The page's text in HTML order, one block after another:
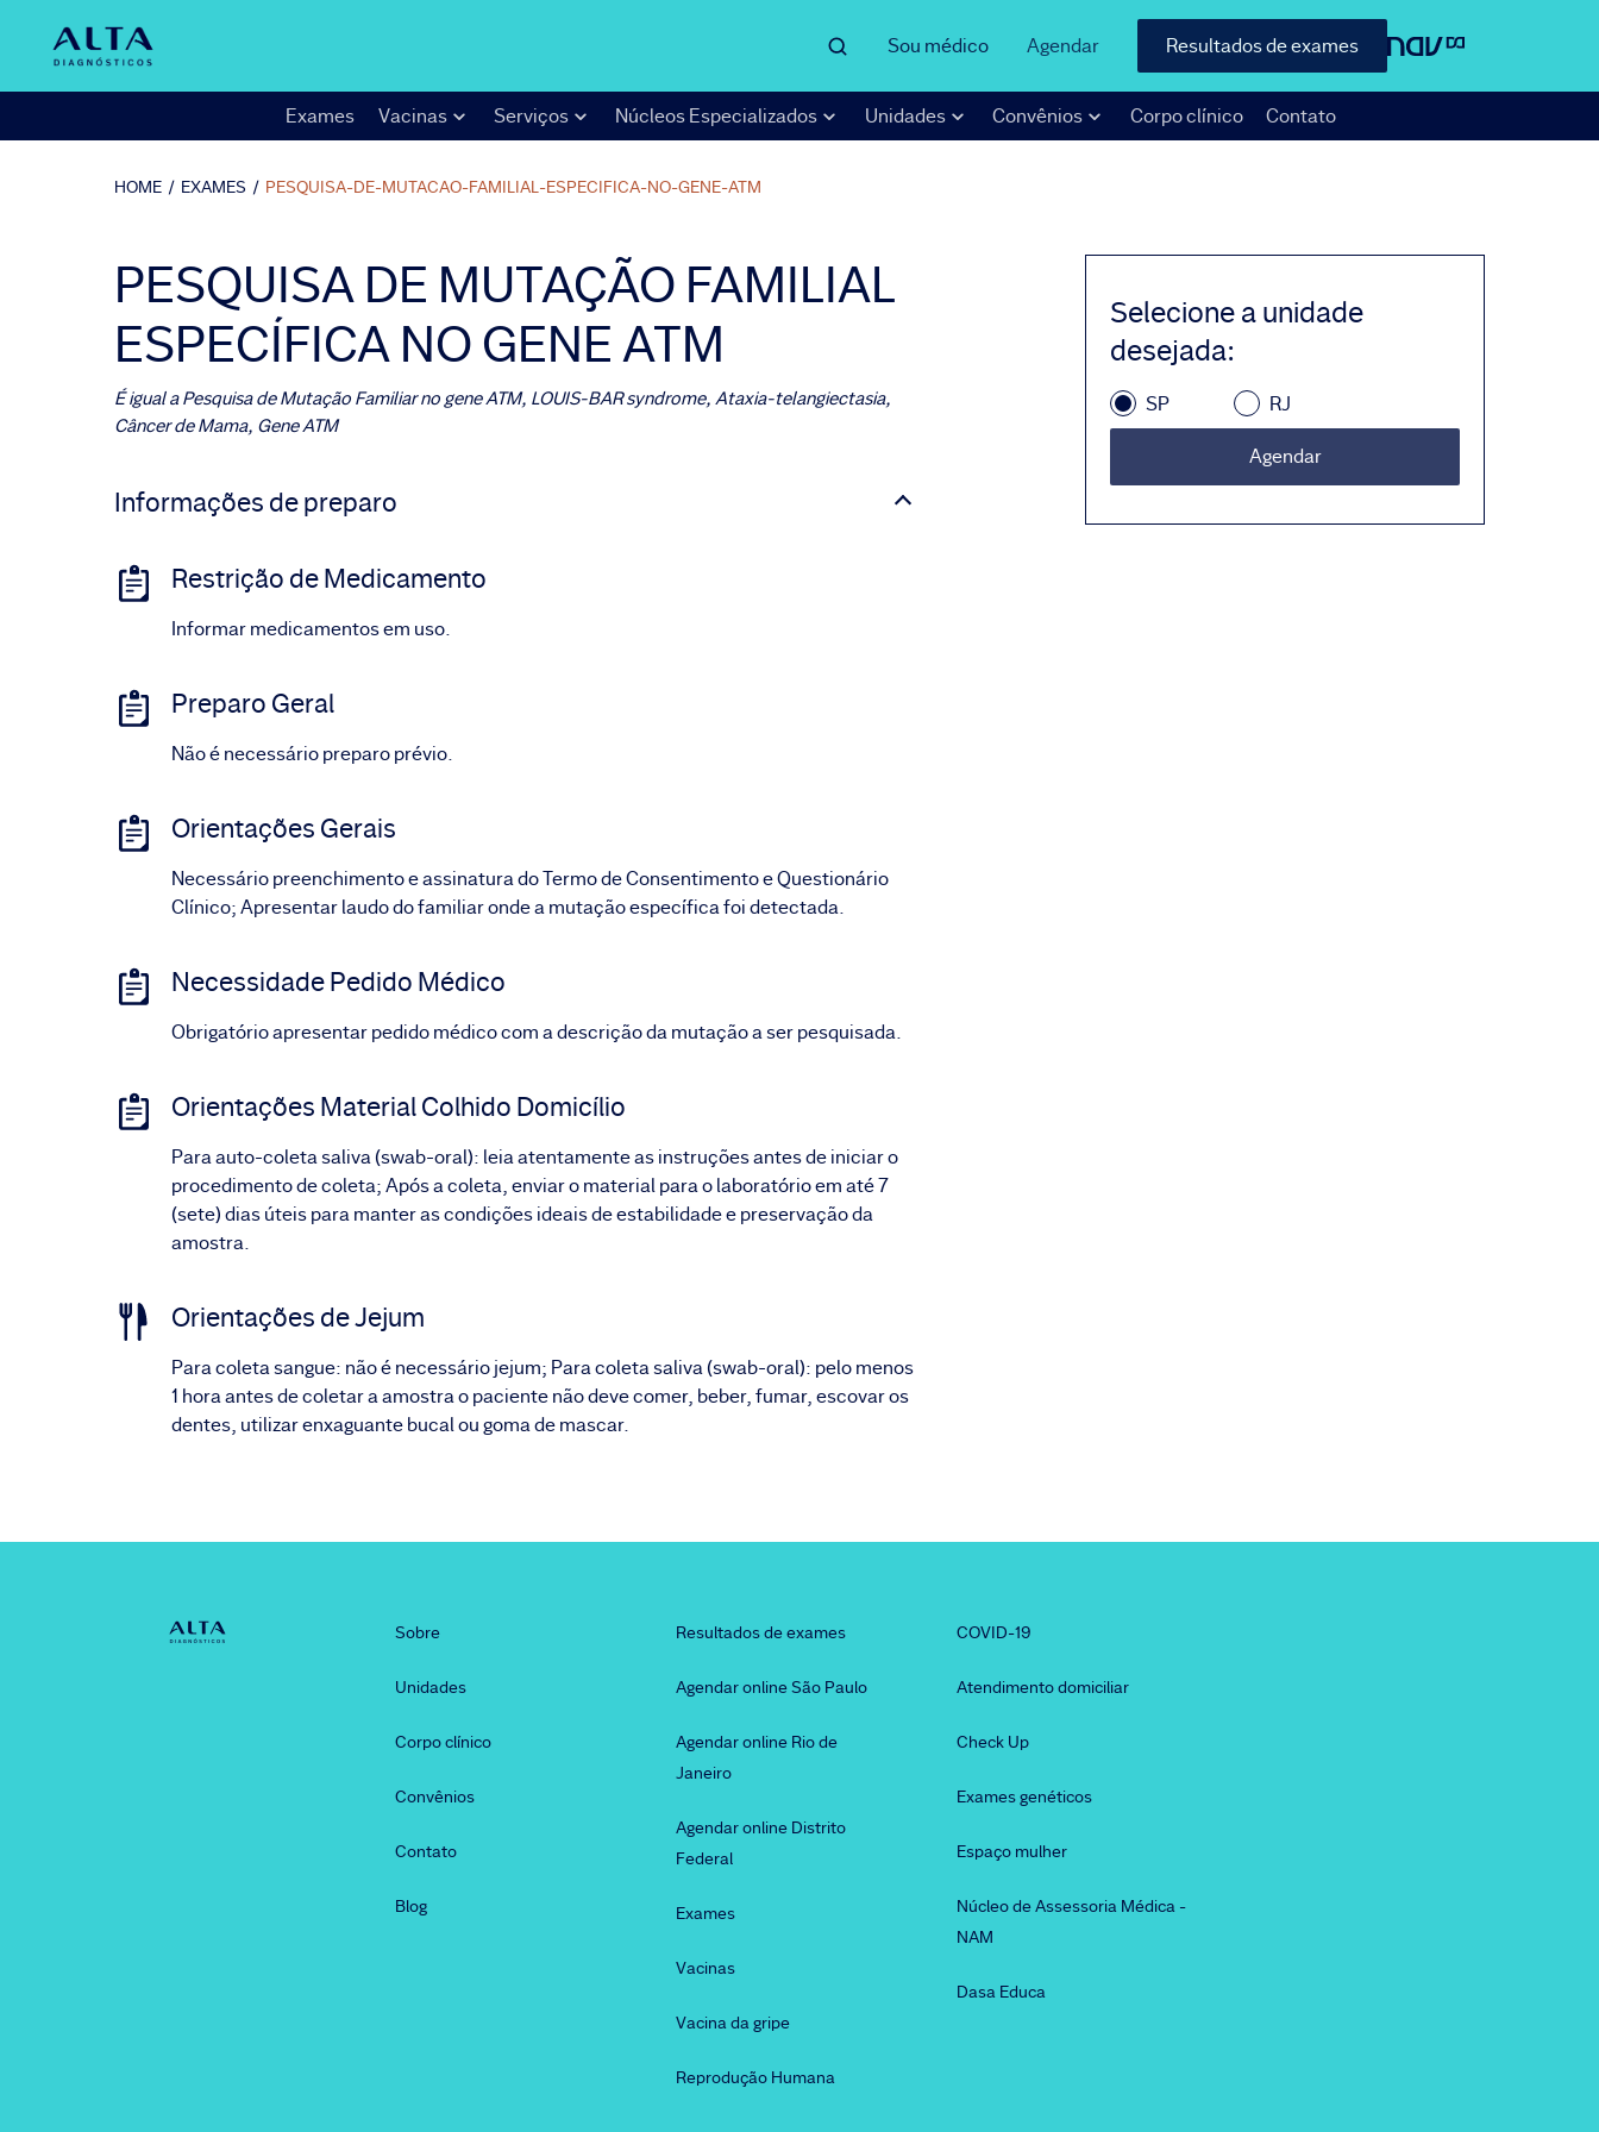
Sou médico Agendar Resultados de exames
Exames Vacinas Serviços Núcleos Especializados Unidades Convênios Corpo clínico Contato
HOME / EXAMES / PESQUISA-DE-MUTACAO-FAMILIAL-ESPECIFICA-NO-GENE-ATM
PESQUISA DE MUTAÇÃO FAMILIAL
ESPECÍFICA NO GENE ATM
É igual a Pesquisa de Mutação Familiar no gene ATM, LOUIS-BAR syndrome, Ataxia-telangiectasia,
Câncer de Mama, Gene ATM
Informações de preparo
Restrição de Medicamento
Informar medicamentos em uso.
Preparo Geral
Não é necessário preparo prévio.
Orientações Gerais
Necessário preenchimento e assinatura do Termo de Consentimento e Questionário
Clínico; Apresentar laudo do familiar onde a mutação específica foi detectada.
Necessidade Pedido Médico
Obrigatório apresentar pedido médico com a descrição da mutação a ser pesquisada.
Orientações Material Colhido Domicílio
Para auto-coleta saliva (swab-oral): leia atentamente as instruções antes de iniciar o
procedimento de coleta; Após a coleta, enviar o material para o laboratório em até 7
(sete) dias úteis para manter as condições ideais de estabilidade e preservação da
amostra.
Orientações de Jejum
Para coleta sangue: não é necessário jejum; Para coleta saliva (swab-oral): pelo menos
1 hora antes de coletar a amostra o paciente não deve comer, beber, fumar, escovar os
dentes, utilizar enxaguante bucal ou goma de mascar.
Selecione a unidade
desejada:
SP RJ
Agendar
Sobre
Unidades
Corpo clínico
Convênios
Contato
Blog
Resultados de exames
Agendar online São Paulo
Agendar online Rio de
Janeiro
Agendar online Distrito
Federal
Exames
Vacinas
Vacina da gripe
Reprodução Humana
COVID-19
Atendimento domiciliar
Check Up
Exames genéticos
Espaço mulher
Núcleo de Assessoria Médica -
NAM
Dasa Educa